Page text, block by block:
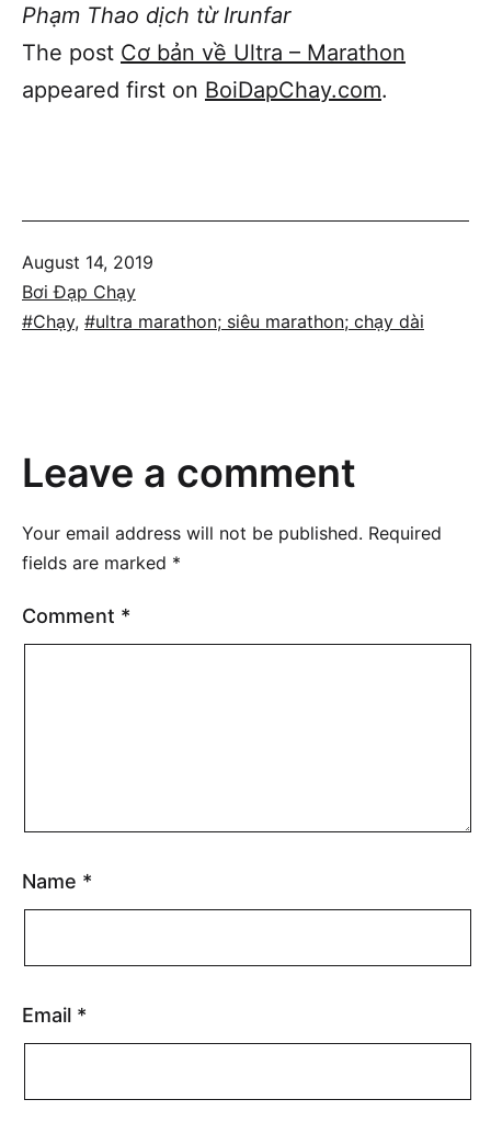
Phạm Thao dịch từ Irunfar
The post Cơ bản về Ultra – Marathon
appeared first on BoiDapChay.com.
Published
August 14, 2019
Categorized
as
Bơi Đạp Chạy
Tagged
Chạy, ultra marathon; siêu marathon; chạy dài
Leave a comment
Your email address will not be published. Required
fields are marked *
Comment *
Name *
Email *